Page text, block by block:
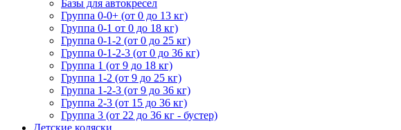
Базы для автокресел
Группа 0-0+ (от 0 до 13 кг)
Группа 0-1 от 0 до 18 кг)
Группа 0-1-2 (от 0 до 25 кг)
Группа 0-1-2-3 (от 0 до 36 кг)
Группа 1 (от 9 до 18 кг)
Группа 1-2 (от 9 до 25 кг)
Группа 1-2-3 (от 9 до 36 кг)
Группа 2-3 (от 15 до 36 кг)
Группа 3 (от 22 до 36 кг - бустер)
Детские коляски